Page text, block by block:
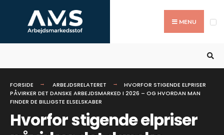
MENU
FORSIDE ARBEJDSRELATERET
HVORFOR STIGENDE ELPRISER
PÅVIRKER DET DANSKE ARBEJDSMARKED I 2026 – OG HVORDAN MAN
FINDER DE BILLIGSTE ELSELSKABER
Hvorfor stigende elpriser
for: